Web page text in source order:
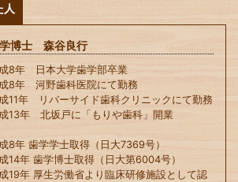
人
博士 森谷良行
8年 日本大学歯学部卒業
8年 河野歯科医院にて勤務
11年 リバーサイド歯科クリニックにて勤務
13年 北坂戸に「もりや歯科」開業
8年 歯学学士取得（日大7369号）
14年 歯学博士取得（日大第6004号）
19年 厚生労働省より臨床研修施設として認